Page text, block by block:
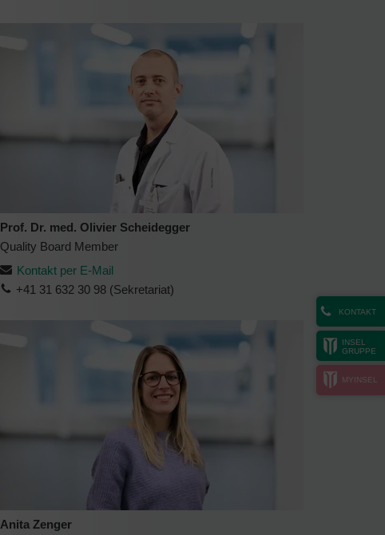
KONTAKT
INSEL
GRUPPE
MYINSEL
Prof. Dr. med. Olivier Scheidegger
Quality Board Member
Kontakt per E-Mail
+41 31 632 30 98 (Sekretariat)
Anita Zenger